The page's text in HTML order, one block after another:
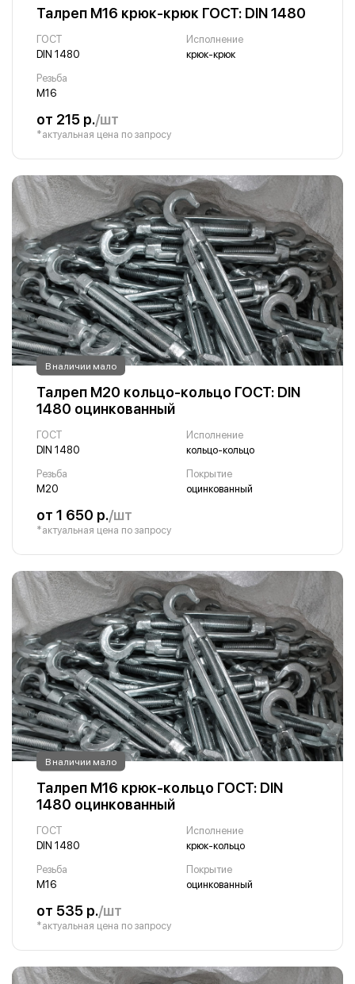
Талреп М16 крюк-крюк ГОСТ: DIN 1480
ГОСТ
DIN 1480
Исполнение
крюк-крюк
Резьба
М16
от 215 р./шт
*актуальная цена по запросу
В наличии мало
Талреп М20 кольцо-кольцо ГОСТ: DIN
1480 оцинкованный
ГОСТ
DIN 1480
Исполнение
кольцо-кольцо
Резьба
М20
Покрытие
оцинкованный
от 1 650 р./шт
*актуальная цена по запросу
В наличии мало
Талреп М16 крюк-кольцо ГОСТ: DIN
1480 оцинкованный
ГОСТ
DIN 1480
Исполнение
крюк-кольцо
Резьба
М16
Покрытие
оцинкованный
от 535 р./шт
*актуальная цена по запросу